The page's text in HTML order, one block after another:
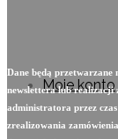
Moje konto
Dane będą przetwarzane
newslettera lub realizacji
administratora przez
zrealizowania